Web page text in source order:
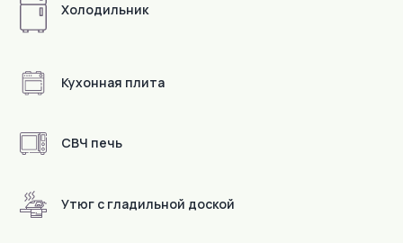
Холодильник
Кухонная плита
СВЧ печь
Утюг с гладильной доской